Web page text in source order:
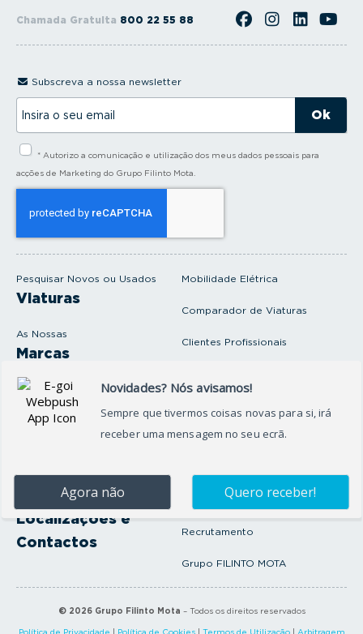
Chamada Gratuita 800 22 55 88
Pesquisar Novos ou Usados
Viaturas
As Nossas
Marcas
Produtos e serviços
Oficina
Onde Estamos
Localizações e
Contactos
Mobilidade Elétrica
Comparador de Viaturas
Clientes Profissionais
Seguros Protector
Artigos e Notícias
Recrutamento
Grupo FILINTO MOTA
Subscreva a nossa newsletter
s
* Autorizo a comunicação e utilização dos meus dados pessoais para
acções de Marketing do Grupo Filinto Mota.
© 2026Grupo Filinto Mota – Todos os direitos reservados
Política de Privacidade Política de Cookies| Termos de Utilização| Arbitragem